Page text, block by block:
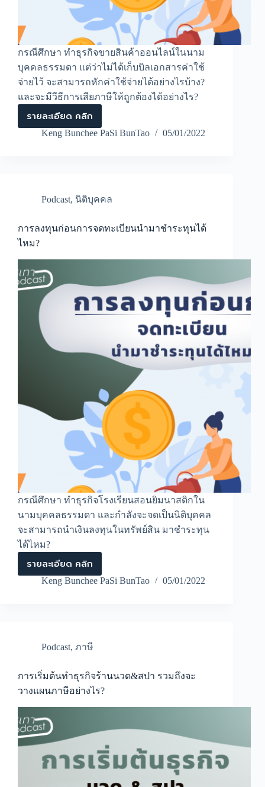
กรณีศึกษา ทำธุรกิจขายสินค้าออนไลน์ในนาม
บุคคลธรรมดา แต่ว่าไม่ได้เก็บบิลเอกสารค่าใช้
จ่ายไว้ จะสามารถหักค่าใช้จ่ายได้อย่างไรบ้าง?
และจะมีวีธีการเสียภาษีให้ถูกต้องได้อย่างไร?
รายละเอียด คลิก
วิธี
การ
หัก
ธุรกิจ
ขาย
ออนไลน์
บุคคล
Keng Bunchee PaSi BunTao 05/01/2022
Podcast, นิติบุคคล
การลงทุนก่อนการจดทะเบียนนำมาชำระทุนได้
ไหม?
กรณีศึกษา ทำธุรกิจโรงเรียนสอนยิมนาสติกใน
นามบุคคลธรรมดา และกำลังจะจดเป็นนิติบุคคล
จะสามารถนำเงินลงทุนในทรัพย์สิน มาชำระทุน
ได้ไหม?
รายละเอียด คลิก
การ
ลงทุน
ก่อน
มา
ชำระ
ได้
ไหม?
Keng Bunchee PaSi BunTao 05/01/2022
Podcast, ภาษี
การเริ่มต้นทำธุรกิจร้านนวด&สปา รวมถึงจะ
วางแผนภาษีอย่างไร?